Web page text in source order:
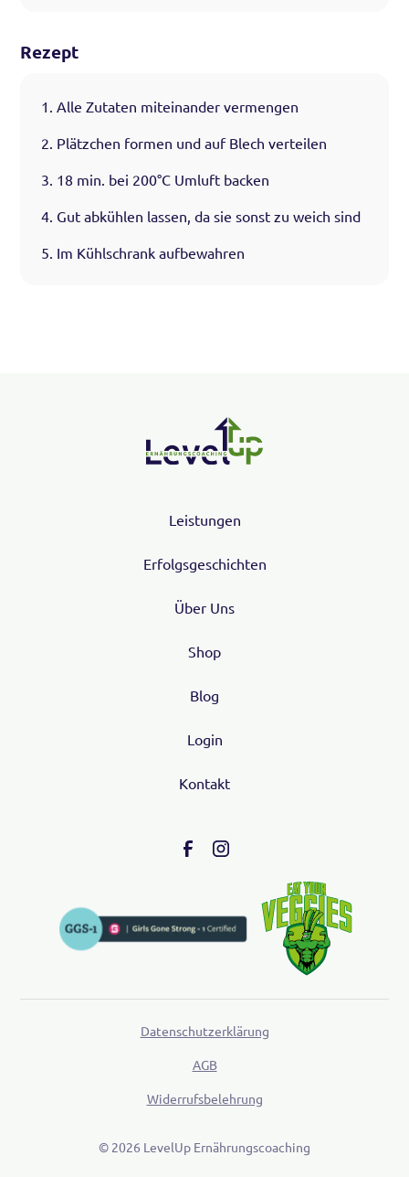
Rezept
1. Alle Zutaten miteinander vermengen
2. Plätzchen formen und auf Blech verteilen
3. 18 min. bei 200°C Umluft backen
4. Gut abkühlen lassen, da sie sonst zu weich sind
5. Im Kühlschrank aufbewahren
Leistungen
Erfolgsgeschichten
Über Uns
Shop
Blog
Login
Kontakt
© 2026 LevelUp Ernährungscoaching
Datenschutzerklärung
AGB
Widerrufsbelehrung